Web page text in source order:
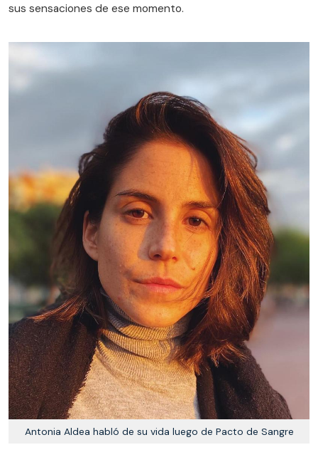
sus sensaciones de ese momento.
Antonia Aldea habló de su vida luego de Pacto de Sangre